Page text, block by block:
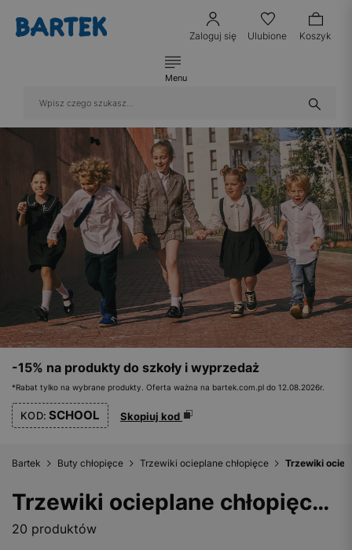
Zaloguj się Ulubione Koszyk
Menu
-15% na produkty do szkoły i wyprzedaż
*Rabat tylko na wybrane produkty. Oferta ważna na bartek.com.pl do 12.08.2026r.
KOD: SCHOOL Skopiuj kod
Bartek Buty chłopięce Trzewiki ocieplane chłopięce Trzewiki
Trzewiki ocieplane chłopięce - rozmiar 30
20 produktów